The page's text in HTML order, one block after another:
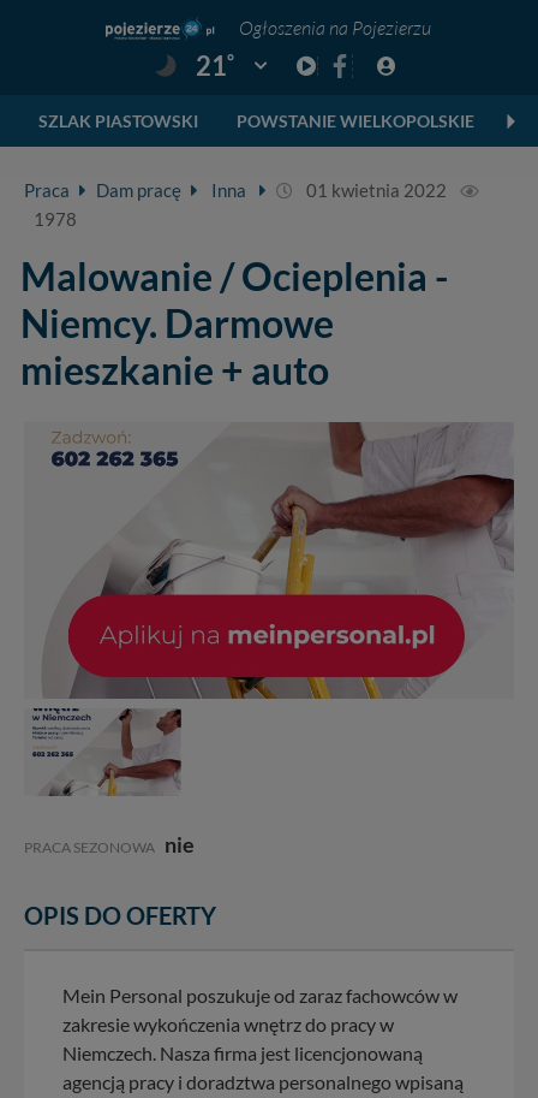
Ogłoszenia na Pojezierzu
21° Pogoda: Gniezno
SZLAK PIASTOWSKI POWSTANIE WIELKOPOLSKIE
Praca Dam pracę Inna
01 kwietnia 2022
1978
Malowanie / Ocieplenia -
Niemcy. Darmowe
mieszkanie + auto
PRACA SEZONOWA nie
OPIS DO OFERTY
Mein Personal poszukuje od zaraz fachowców w
zakresie wykończenia wnętrz do pracy w
Niemczech. Nasza firma jest licencjonowaną
agencją pracy i doradztwa personalnego wpisaną